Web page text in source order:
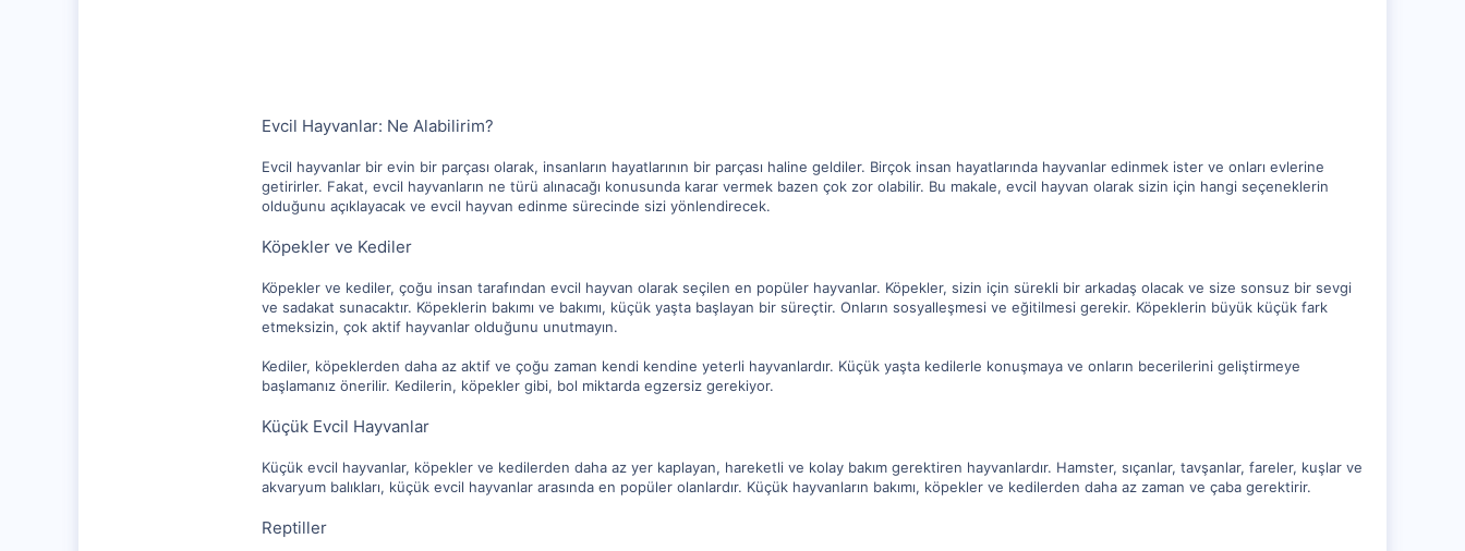
Evcil Hayvanlar: Ne Alabilirim?
Evcil hayvanlar bir evin bir parçası olarak, insanların hayatlarının bir parçası haline geldiler. Birçok insan hayatlarında hayvanlar edinmek ister ve onları evlerine
getirirler. Fakat, evcil hayvanların ne türü alınacağı konusunda karar vermek bazen çok zor olabilir. Bu makale, evcil hayvan olarak sizin için hangi seçeneklerin
olduğunu açıklayacak ve evcil hayvan edinme sürecinde sizi yönlendirecek.
Köpekler ve Kediler
Köpekler ve kediler, çoğu insan tarafından evcil hayvan olarak seçilen en popüler hayvanlar. Köpekler, sizin için sürekli bir arkadaş olacak ve size sonsuz bir sevgi
ve sadakat sunacaktır. Köpeklerin bakımı ve bakımı, küçük yaşta başlayan bir süreçtir. Onların sosyalleşmesi ve eğitilmesi gerekir. Köpeklerin büyük küçük fark
etmeksizin, çok aktif hayvanlar olduğunu unutmayın.
Kediler, köpeklerden daha az aktif ve çoğu zaman kendi kendine yeterli hayvanlardır. Küçük yaşta kedilerle konuşmaya ve onların becerilerini geliştirmeye
başlamanız önerilir. Kedilerin, köpekler gibi, bol miktarda egzersiz gerekiyor.
Küçük Evcil Hayvanlar
Küçük evcil hayvanlar, köpekler ve kedilerden daha az yer kaplayan, hareketli ve kolay bakım gerektiren hayvanlardır. Hamster, sıçanlar, tavşanlar, fareler, kuşlar ve
akvaryum balıkları, küçük evcil hayvanlar arasında en popüler olanlardır. Küçük hayvanların bakımı, köpekler ve kedilerden daha az zaman ve çaba gerektirir.
Reptiller